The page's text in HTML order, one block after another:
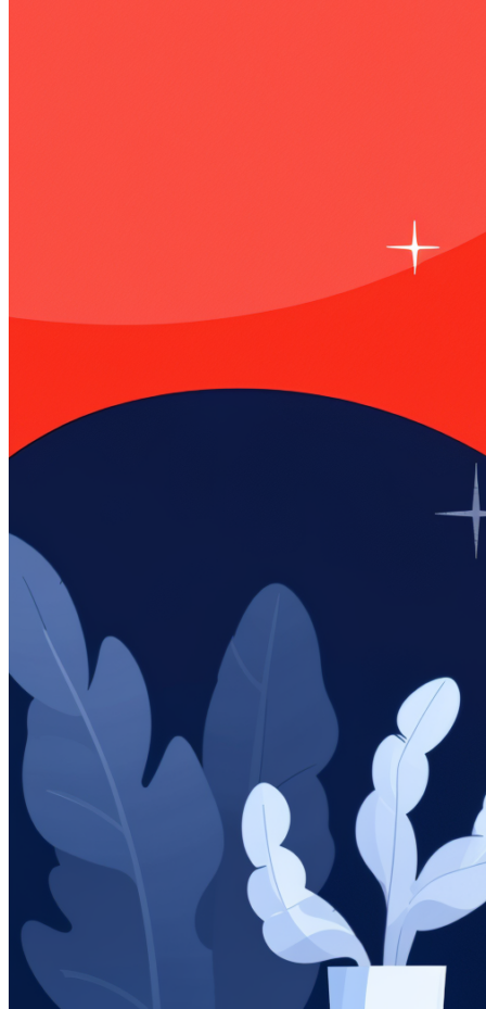
Транскрибация звонков
Суфлирование
Гостевой доступ
HyperScript
Голосовой робот для звонков
Голосовой робот с женским голосом
AI-тренер продаж
AI речевая аналитика
Мероприятия и новости
Блог
Новости
Партнёрская программа
Войти
Регистрация
+7(800)333-97-02
Звонок бесплатный